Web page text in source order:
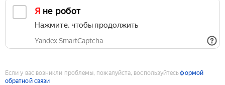
Я не робот
Нажмите, чтобы продолжить
Yandex SmartCaptcha
Если у вас возникли проблемы, пожалуйста, воспользуйтесьформой
обратной связи